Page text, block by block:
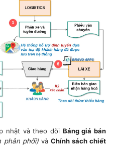
nhật và theo dõi Bảng giá bán
phân phối)và Chính sách chiết